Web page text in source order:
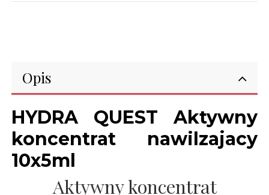
Opis
HYDRA QUEST Aktywny
koncentrat nawilzajacy
10x5ml
Aktywny koncentrat